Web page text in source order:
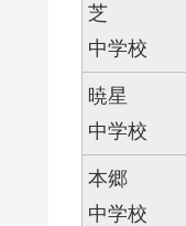
芝
中学校
暁星
中学校
本郷
中学校